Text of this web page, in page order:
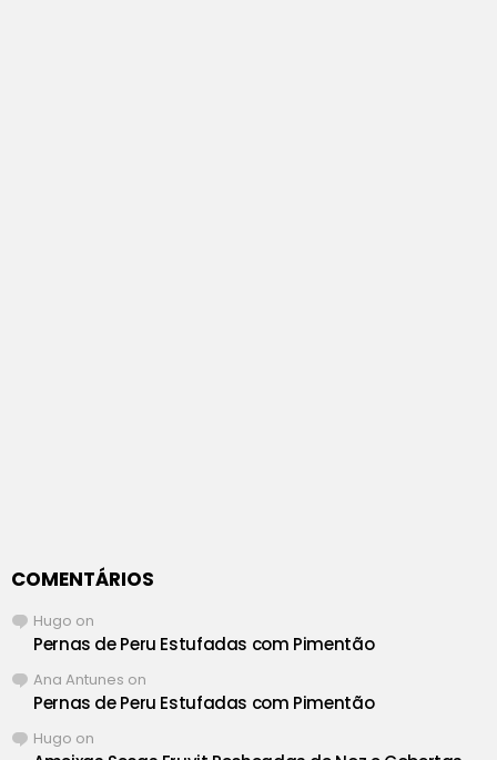
COMENTÁRIOS
Hugo on
Pernas de Peru Estufadas com Pimentão
Ana Antunes on
Pernas de Peru Estufadas com Pimentão
Hugo on